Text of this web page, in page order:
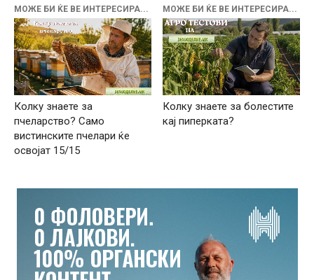
МОЖЕ БИ ЌЕ ВЕ ИНТЕРЕСИРА...
Колку знаете за
пчеларство? Само
вистинските пчелари ќе
освојат 15/15
МОЖЕ БИ ЌЕ ВЕ ИНТЕРЕСИРА...
Колку знаете за болестите
кај пиперката?